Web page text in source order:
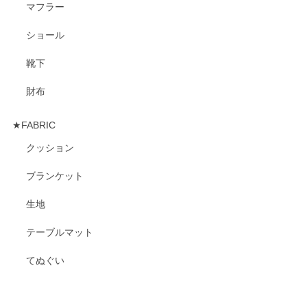
マフラー
ショール
靴下
財布
★FABRIC
クッション
ブランケット
生地
テーブルマット
てぬぐい